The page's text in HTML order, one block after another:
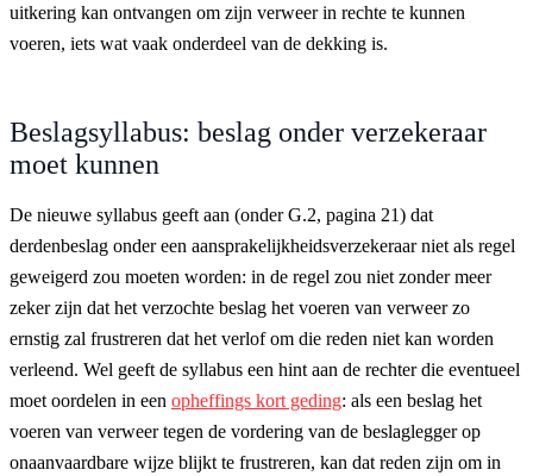
uitkering kan ontvangen om zijn verweer in rechte te kunnen
voeren, iets wat vaak onderdeel van de dekking is.
Beslagsyllabus: beslag onder verzekeraar
moet kunnen
De nieuwe syllabus geeft aan (onder G.2, pagina 21) dat
derdenbeslag onder een aansprakelijkheidsverzekeraar niet als regel
geweigerd zou moeten worden: in de regel zou niet zonder meer
zeker zijn dat het verzochte beslag het voeren van verweer zo
ernstig zal frustreren dat het verlof om die reden niet kan worden
verleend. Wel geeft de syllabus een hint aan de rechter die eventueel
moet oordelen in een opheffings kort geding: als een beslag het
voeren van verweer tegen de vordering van de beslaglegger op
onaanvaardbare wijze blijkt te frustreren, kan dat reden zijn om in